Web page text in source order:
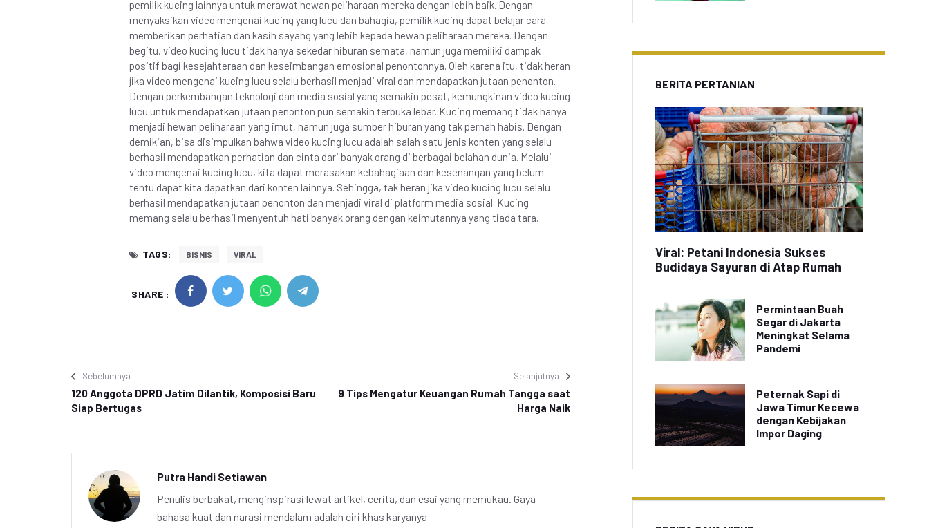
pemilik kucing lainnya untuk merawat hewan peliharaan mereka dengan lebih baik. Dengan
menyaksikan video mengenai kucing yang lucu dan bahagia, pemilik kucing dapat belajar cara
memberikan perhatian dan kasih sayang yang lebih kepada hewan peliharaan mereka. Dengan
begitu, video kucing lucu tidak hanya sekedar hiburan semata, namun juga memiliki dampak
positif bagi kesejahteraan dan keseimbangan emosional penontonnya. Oleh karena itu, tidak heran
jika video mengenai kucing lucu selalu berhasil menjadi viral dan mendapatkan jutaan penonton.
Dengan perkembangan teknologi dan media sosial yang semakin pesat, kemungkinan video kucing
lucu untuk mendapatkan jutaan penonton pun semakin terbuka lebar. Kucing memang tidak hanya
menjadi hewan peliharaan yang imut, namun juga sumber hiburan yang tak pernah habis. Dengan
demikian, bisa disimpulkan bahwa video kucing lucu adalah salah satu jenis konten yang selalu
berhasil mendapatkan perhatian dan cinta dari banyak orang di berbagai belahan dunia. Melalui
video mengenai kucing lucu, kita dapat merasakan kebahagiaan dan kesenangan yang belum
tentu dapat kita dapatkan dari konten lainnya. Sehingga, tak heran jika video kucing lucu selalu
berhasil mendapatkan jutaan penonton dan menjadi viral di platform media sosial. Kucing
memang selalu berhasil menyentuh hati banyak orang dengan keimutannya yang tiada tara.
TAGS: BISNIS VIRAL
SHARE :
Sebelumnya
120 Anggota DPRD Jatim Dilantik, Komposisi Baru
Siap Bertugas
Selanjutnya
9 Tips Mengatur Keuangan Rumah Tangga saat
Harga Naik
Putra Handi Setiawan
Penulis berbakat, menginspirasi lewat artikel, cerita, dan esai yang memukau. Gaya
bahasa kuat dan narasi mendalam adalah ciri khas karyanya
BERITA PERTANIAN
Viral: Petani Indonesia Sukses
Budidaya Sayuran di Atap Rumah
Permintaan Buah
Segar di Jakarta
Meningkat Selama
Pandemi
Peternak Sapi di
Jawa Timur Kecewa
dengan Kebijakan
Impor Daging